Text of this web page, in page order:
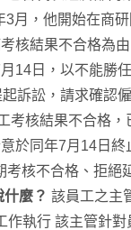
3月，他開始在商
核結果不合格為
14日，以不能勝
訴訟，請求確認
考核結果不合格，
於同年7月14日終
考核不合格、拒絕
麼？ 該員工之主
作執行 該主管針對